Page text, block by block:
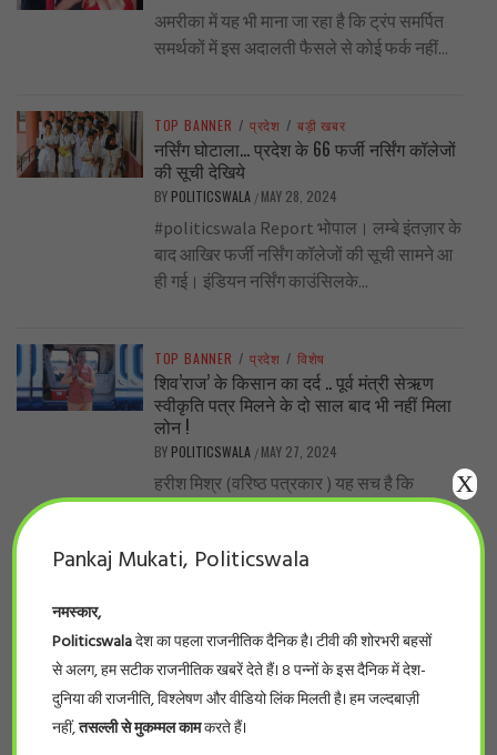
अमरीका में यह भी माना जा रहा है कि ट्रंप समर्पित
समर्थकों में इस अदालती फैसले से कोई फर्क नहीं...
TOP BANNER / प्रदेश / बड़ी खबर
नर्सिंग घोटाला… प्रदेश के 66 फर्जी नर्सिंग कॉलेजों
की सूची देखिये
BY POLITICSWALA / MAY 28, 2024
#politicswala Report भोपाल। लम्बे इंतज़ार के
बाद आखिर फर्जी नर्सिंग कॉलेजों की सूची सामने आ
ही गई। इंडियन नर्सिंग काउंसिलके...
TOP BANNER / प्रदेश / विशेष
शिव’राज’ के किसान का दर्द .. पूर्व मंत्री सेऋण
स्वीकृति पत्र मिलने के दो साल बाद भी नहीं मिला
लोन !
BY POLITICSWALA / MAY 27, 2024
हरीश मिश्र (वरिष्ठ पत्रकार ) यह सच है कि
शिवराज सरकार में लाखों-करोड़ों रुपए योजनाओं के
..नीट का पर्चा एनडीए वाले राज्यों में ही आऊट क्यों?
BYPOLITICSWALA/MAY 19, 2024
-सुनील कुमार भारत के सरकारी और निजी मेडिकल
कॉलेजों में दाखिले के लिए होने वाले इम्तिहान, नीट,
Pankaj Mukati, Politicswala
नमस्कार,
Politicswalaदेश का पहला राजनीतिक दैनिक है। टीवी की शोरभरी बहसों
से अलग, हम सटीक राजनीतिक खबरें देते हैं। 8 पन्नों के इस दैनिक में देश-
दुनिया की राजनीति, विश्लेषण और वीडियो लिंक मिलती है। हम जल्दबाज़ी
नहीं,तसल्ली से मुकम्मल कामकरते हैं।
X